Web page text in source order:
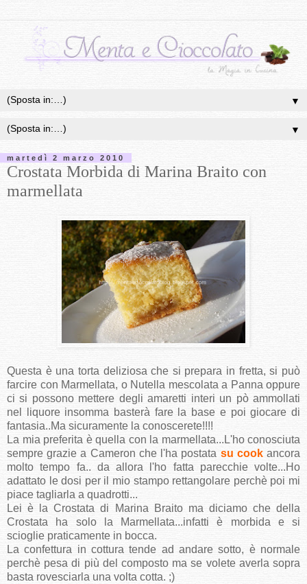
▼
▼
martedì 2 marzo 2010
Crostata Morbida di Marina Braito con
marmellata
Questa è una torta deliziosa che si prepara in fretta, si può
farcire con Marmellata, o Nutella mescolata a Panna oppure
ci si possono mettere degli amaretti interi un pò ammollati
nel liquore insomma basterà fare la base e poi giocare di
fantasia..Ma sicuramente la conoscerete!!!!
La mia preferita è quella con la marmellata...L'ho conosciuta
sempre grazie a Cameron che l'ha postata su cookancora
molto tempo fa.. da allora l'ho fatta parecchie volte...Ho
adattato le dosi per il mio stampo rettangolare perchè poi mi
piace tagliarla a quadrotti...
Lei è la Crostata di Marina Braito ma diciamo che della
Crostata ha solo la Marmellata...infatti è morbida e si
scioglie praticamente in bocca.
La confettura in cottura tende ad andare sotto, è normale
perchè pesa di più del composto ma se volete averla sopra
basta rovesciarla una volta cotta. ;)